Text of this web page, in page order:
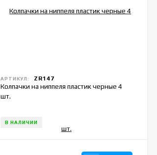
АРТИКУЛ: ZR147
Колпачки на ниппеля пластик черные 4
шт.
В НАЛИЧИИ